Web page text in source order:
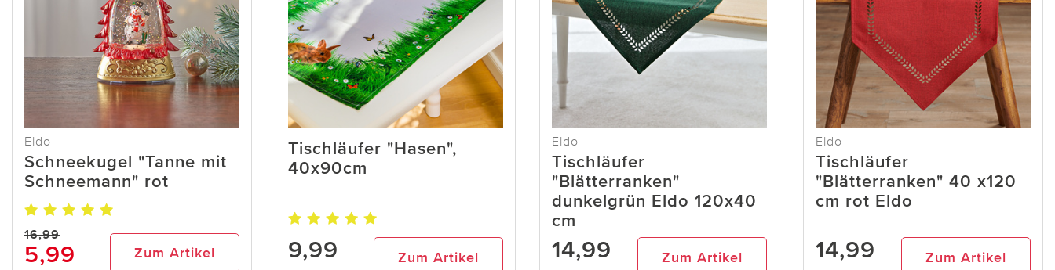
Eldo
Schneekugel "Tanne mit
Schneemann" rot
16,99
5,99 Zum Artikel
Tischläufer "Hasen",
40x90cm
9,99 Zum Artikel
Eldo
Tischläufer
"Blätterranken"
dunkelgrün Eldo 120x40
cm
14,99 Zum Artikel
Eldo
Tischläufer
"Blätterranken" 40 x120
cm rot Eldo
14,99 Zum Artikel